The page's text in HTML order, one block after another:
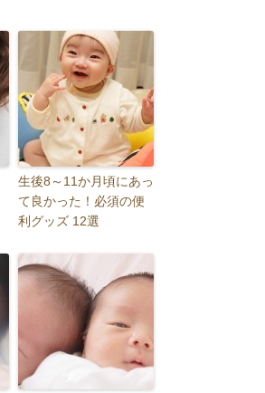
生後8～11か月頃にあっ
て良かった！必須の便
利グッズ 12選